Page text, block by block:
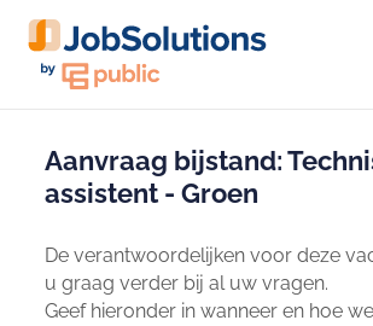
Aanvraag bijstand:
assistent - Groen
De verantwoordelijken voor deze
u graag verder bij al uw vragen.
Geef hieronder in wanneer en hoe